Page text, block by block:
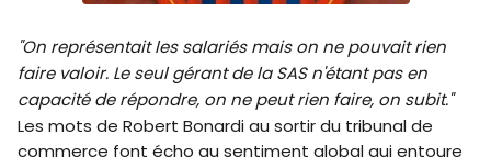
"On représentait les salariés mais on ne pouvait rien
faire valoir. Le seul gérant de la SAS n'étant pas en
capacité de répondre, on ne peut rien faire, on subit."
Les mots de Robert Bonardi au sortir du tribunal de
commerce font écho au sentiment global qui entoure